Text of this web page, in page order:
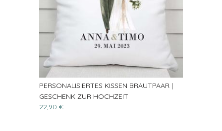
PERSONALISIERTES KISSEN BRAUTPAAR |
GESCHENK ZUR HOCHZEIT
22,90 €